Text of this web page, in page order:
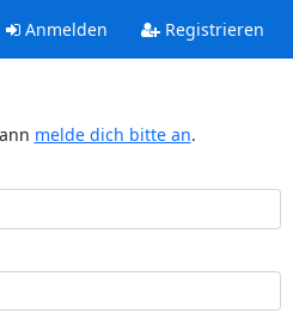
Anmelden Registrieren
melde dich bitte an.